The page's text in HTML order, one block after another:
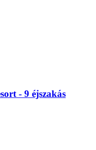
- 9 éjszakás